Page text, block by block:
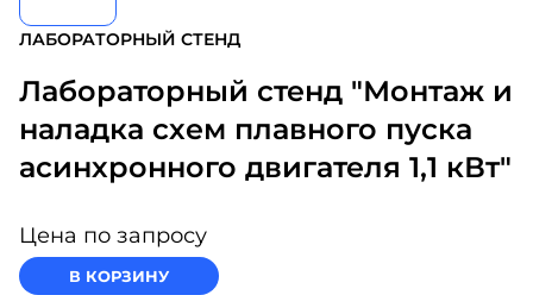
ЛАБОРАТОРНЫЙ СТЕНД
Лабораторный стенд "Монтаж и
наладка схем плавного пуска
асинхронного двигателя 1,1 кВт"
Цена по запросу
В КОРЗИНУ